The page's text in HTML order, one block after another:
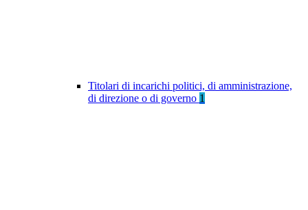
Titolari di incarichi politici, di amministrazione,
di direzione o di governo 1